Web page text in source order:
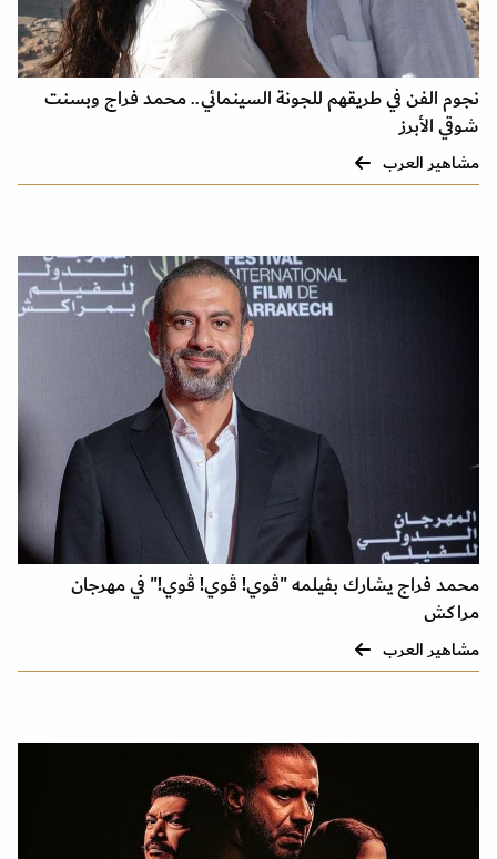
نجوم الفن في طريقهم للجونة السينمائي.. محمد فراج وبسنت
شوقي الأبرز
مشاهير العرب
محمد فراج يشارك بفيلمه "ڤوي! ڤوي! ڤوي!" في مهرجان
مراكش
مشاهير العرب